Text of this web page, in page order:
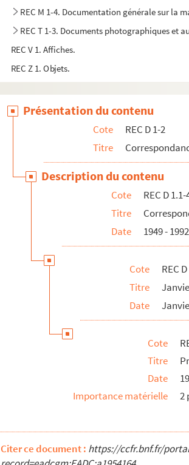
REC M 1-4. Documentation générale sur la
REC T 1-3. Documents photographiques et
REC V 1. Affiches.
REC Z 1. Objets.
Présentation du contenu
Cote
REC D 1-2
Titre
Description du contenu
Cote
REC D
Titre
Date
1949 - 1992
Cote
REC
Titre
Date
Cote
Titre
Date
Importance matérielle
2
Citer ce document : https://ccfr.bnf.fr/